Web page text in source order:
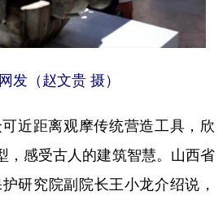
（赵文贵 摄）
距离观摩传统营造工具，欣
，感受古人的建筑智慧。山西省
研究院副院长王小龙介绍说，